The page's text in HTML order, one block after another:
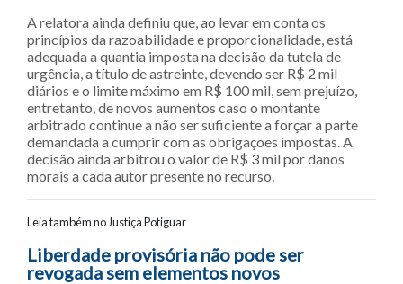
A relatora ainda definiu que, ao levar em conta os
princípios da razoabilidade e proporcionalidade, está
adequada a quantia imposta na decisão da tutela de
urgência, a título de astreinte, devendo ser R$ 2 mil
diários e o limite máximo em R$ 100 mil, sem prejuízo,
entretanto, de novos aumentos caso o montante
arbitrado continue a não ser suficiente a forçar a parte
demandada a cumprir com as obrigações impostas. A
decisão ainda arbitrou o valor de R$ 3 mil por danos
morais a cada autor presente no recurso.
Leia também no Justiça Potiguar
Navegação entre posts
Liberdade provisória não pode ser
revogada sem elementos novos